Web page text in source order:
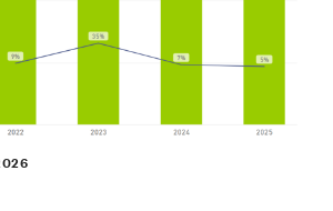
структур, в том
Минэнерго,
Федеральной таможенной
ОАО «РЖД» и пр.